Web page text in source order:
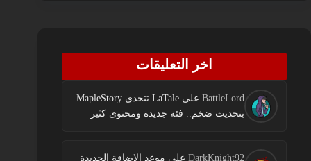
اخر التعليقات
BattleLord على
LaTale تتحدى MapleStory
بتحديث ضخم.. فئة جديدة ومحتوى كثير
DarkKnight92 على موعد الاضافة الجديدة